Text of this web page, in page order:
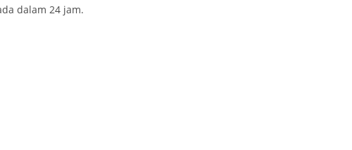
dalam 24 jam.